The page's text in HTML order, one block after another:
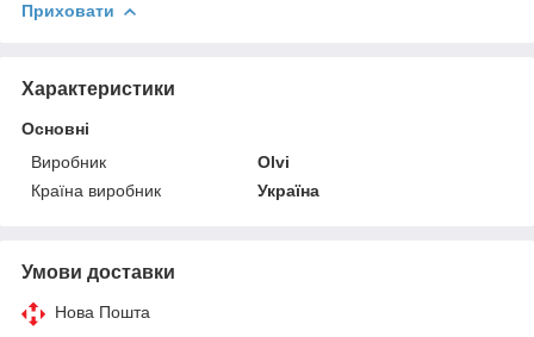
Приховати
Характеристики
Основні
Виробник
Olvi
Країна виробник
Україна
Умови доставки
Нова Пошта